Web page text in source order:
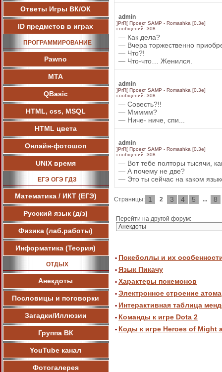
Ответы Игры ВК/ОК
ID предметов в играх
ПРОГРАММИРОВАНИЕ
Pawnо
МТА
QBasic
HTML, css, MSQL
HTML цвета
Онлайн-фотошоп
UNIX время
ЕГЭ ОГЭ ГДЗ
Математика / ИКТ (ЕГЭ)
Русский язык (д/з)
Физика (лаб.работы)
Информатика (Теория)
ОТДЫХ
Анекдоты
Пословицы и поговорки
Загадки/Иллюзии
Группа ВК
YouTube канал
Фотогалерея
admin
]PrR[ Проект SAMP - Romashka [0.3e]
сообщений: 308
— Как дела?
— Вчера торжественно
— Что?!
— Что-что… Женился.
admin
]PrR[ Проект SAMP - Romashka [0.3e]
сообщений: 308
— Совесть?!!
— Ммммм?
— Ниче- ниче, спи...
admin
]PrR[ Проект SAMP - Romashka [0.3e]
сообщений: 308
— Вот тебе полторы тысячи,
— А почему не две?
— Это ты сейчас на каком
Страницы: 1 2 3 4 5 ... 8
Перейти на другой форум:
• Покеболлы и их
• Язык Пикачу
• Характеры покемонов
• Электронное строение атома
• Интерактивная таблица
• Команды к игре Dota 2
• Коды к игре Heroes of Might